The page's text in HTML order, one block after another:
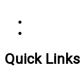
Quick Links